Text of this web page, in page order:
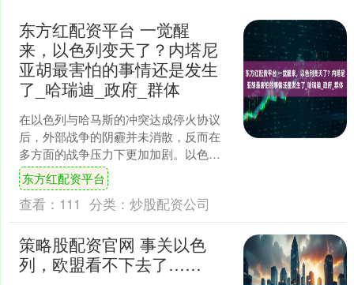
东方红配资平台 一觉醒
来，以色列变天了？内塔尼
亚胡最害怕的事情还是发生
了_哈瑞迪_政府_群体
在以色列与哈马斯的冲突达成停火协议
后，外部战争的阴霾并未消散，反而在
多方面的战争压力下更加加剧。以色列
的政治局势更是风云变幻，国内外战火
持续燃烧，而内部因哈瑞迪....
东方红配资平台
查看： 111 分类： 炒股配资公司
策略股配资官网 事关以色
列，欧盟看不下去了……